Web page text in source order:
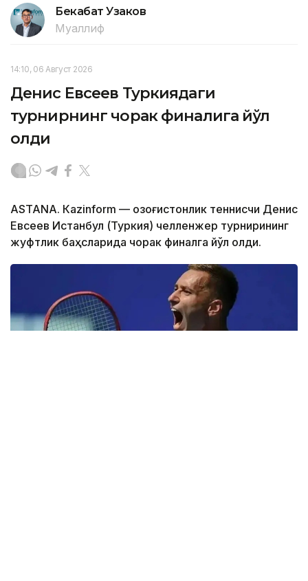
Бекабат Узаков
Муаллиф
14:10, 06 Август 2026
Денис Евсеев Туркиядаги
турнирнинг чорак финалига йўл
олди
ASTANА. Кazinform — Қозоғистонлик теннисчи Денис
Евсеев Истанбул (Туркия) челленжер турнирининг
жуфтлик баҳсларида чорак финалга йўл олди.